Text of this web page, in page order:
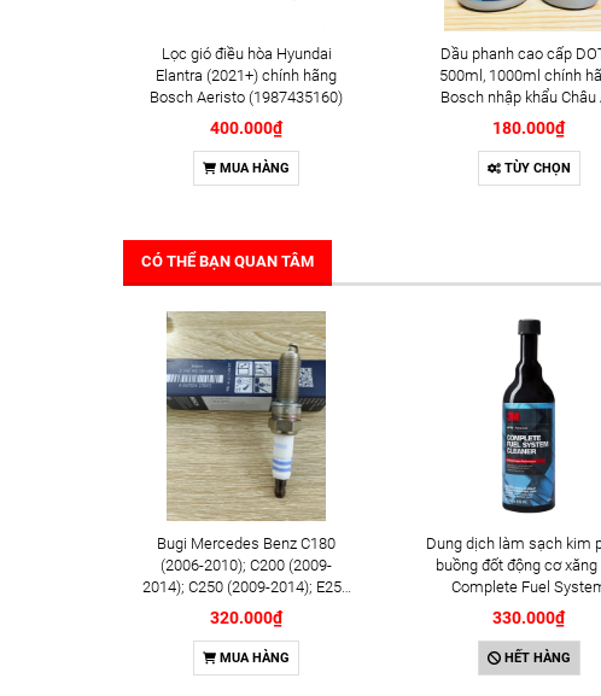
Lọc gió điều hòa Hyundai
Elantra (2021+) chính hãng
Bosch Aeristo (1987435160)
400.000₫
MUA HÀNG
Dầu phanh cao cấp
500ml, 1000ml chính
Bosch nhập khẩu Châu
180.000₫
TÙY CHỌN
CÓ THỂ BẠN QUAN TÂM
Bugi Mercedes Benz C180
(2006-2010); C200 (2009-
2014); C250 (2009-2014); E250
(2009-2013); G500 (2008-
2015); GL450 (2006-2012),
S500 (2005-2011); SLK200
(2011-2015) chính hãng Bosch
320.000₫
MUA HÀNG
Dung dịch làm sạch kim
buồng đốt động cơ xăng
Complete Fuel
Cleaner 473ml (08813)
330.000₫
HẾT HÀNG